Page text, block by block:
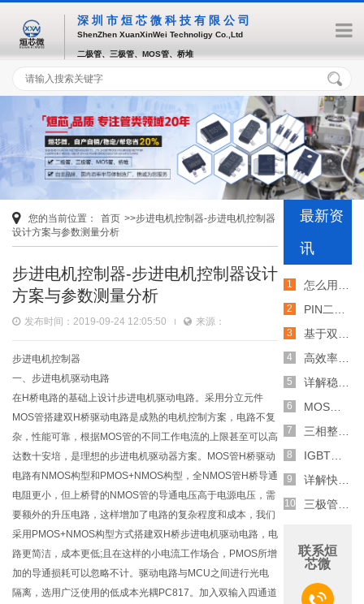
深圳市烜芯微科技有限公司
ShenZhen XuanXinWei Technoligy Co.,Ltd
二极管、三极管、MOS管、桥堆
您的当前位置： 首页 >>步进电机控制器-步进电机控制器
设计方案与参数测量分析
步进电机控制器-步进电机控制器设计
方案与参数测量分析
发布时间：2019-09-24 12:05:50 来源：
步进电机控制器
一、步进电机驱动电路
在H桥电路的基础上设计步进电机驱动电路。采用分立元件
MOS管搭建双H桥驱动电路是成熟的电机控制方案，电路不复
杂，性能可靠，根据MOS管的不同工作电流的上限甚至可以高
达数十安培，是理想的步进电机驱动器方案。MOS管H桥驱动
电路有NMOS构型和PMOS+NMOS构型，全NMOS管H桥导通
电阻更小，但上桥臂的NMOS管的导通电压高于电源电压，需
要额外的升压电路，这样增加了电路的复杂程度和成本，我们
采用PMOS+NMOS构型方式搭建双H桥步进电机驱动电路，电
路更简洁，成本更低;且在这样的小电流工作场合，PMOS所增
加的导通损耗可以忽略不计。驱动电路与MCU之间进行光电
隔离，选用广泛使用的低成本光耦PC817。加入双输入四通道
最新资
讯
怎么用TVS二极管提高电路的抗突波能力
PIN二极管的电导调制机制和应用介绍
基于双MOS管的防反灌电路工作原理介绍
高效率整流二极管的特性和应用介绍
详解稳压二极管的关键特性和应用原理
MOS管选型关键因素分析,怎么选择合适的参数
三相整流电路分析,半波整流与全波整流的工作原理
IGBT三相全桥整流电路工作原理介绍
详解快恢复二极管,结构,特性和应用介绍
三极管和MOS管组合式开关电路分析
联系烜
芯微